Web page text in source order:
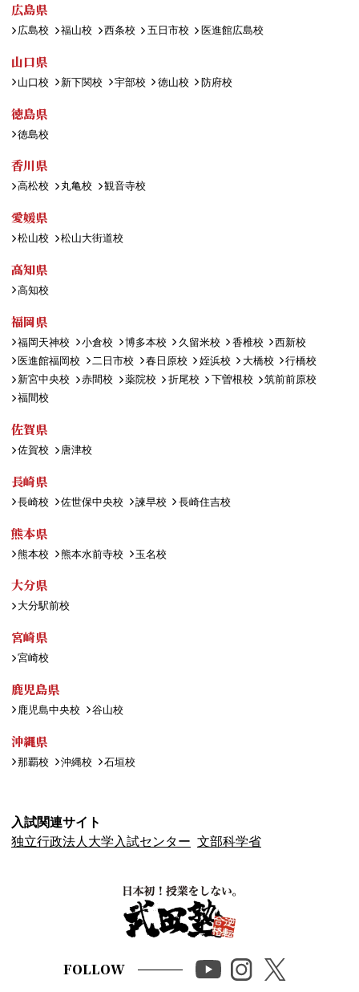
広島県
広島校 福山校 西条校 五日市校 医進館広島校
山口県
山口校 新下関校 宇部校 徳山校 防府校
徳島県
徳島校
香川県
高松校 丸亀校 観音寺校
愛媛県
松山校 松山大街道校
高知県
高知校
福岡県
福岡天神校 小倉校 博多本校 久留米校 香椎校
西新校
医進館福岡校
二日市校 春日原校 姪浜校 大橋校
行橋校
新宮中央校
赤間校 薬院校 折尾校 下曽根校
筑前前原校
福間校
佐賀県
佐賀校 唐津校
長崎県
長崎校 佐世保中央校 諫早校 長崎住吉校
熊本県
熊本校 熊本水前寺校 玉名校
大分県
大分駅前校
宮崎県
宮崎校
鹿児島県
鹿児島中央校 谷山校
沖縄県
那覇校 沖縄校 石垣校
入試関連サイト
独立行政法人大学入試センター 文部科学省
FOLLOW